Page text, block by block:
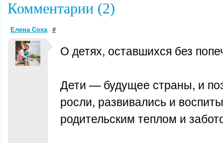
Комментарии (2)
Елена Соха #
О детях, оставшихся без
Дети — будущее страны, и
росли, развивались и
родительским теплом и